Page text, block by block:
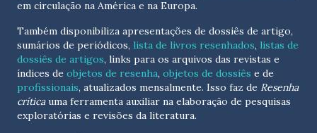
em circulação na América e na Europa.
Também disponibiliza apresentações de dossiês de artigo,
sumários de periódicos, lista de livros resenhados, listas de
dossiês de artigos, links para os arquivos das revistas e
índices de objetos de resenha, objetos de dossiês e de
profissionais, atualizados mensalmente. Isso faz de Resenha
críticauma ferramenta auxiliar na elaboração de pesquisas
exploratórias e revisões da literatura.